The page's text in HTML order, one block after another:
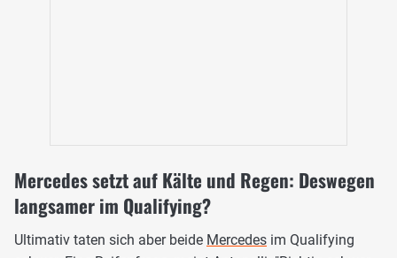
Mercedes setzt auf Kälte und Regen: Deswegen
langsamer im Qualifying?
Ultimativ taten sich aber beide Mercedes im Qualifying